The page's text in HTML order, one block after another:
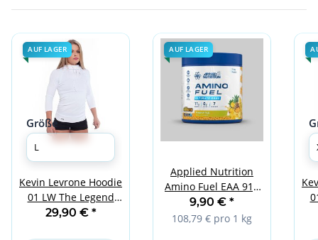
AUF LAGER
Größe
Kevin Levrone Hoodie
01 LW The Legend
White L
29,90 € *
AUF LAGER
Applied Nutrition
Amino Fuel EAA 91g
Millions Pineapple
9,90 € *
108,79 € pro 1 kg